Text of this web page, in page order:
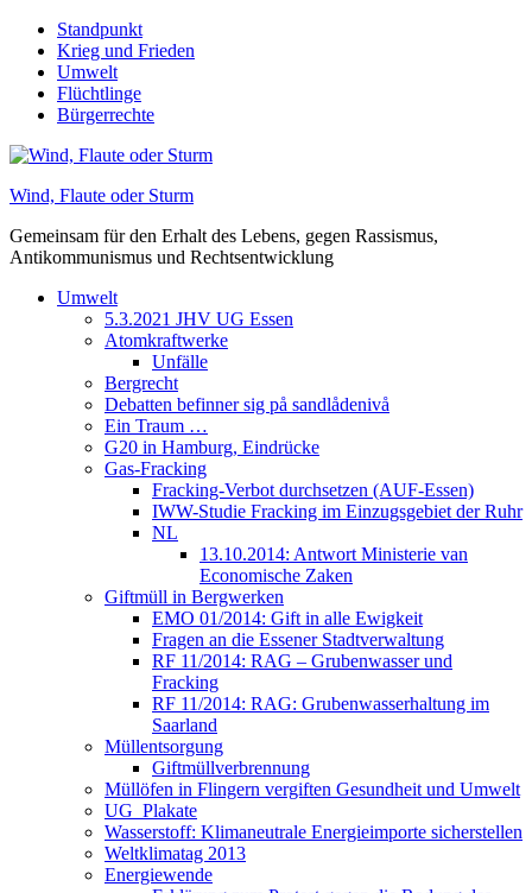
Skip
content
Standpunkt
Krieg und Frieden
Umwelt
Flüchtlinge
Bürgerrechte
Wind, Flaute oder Sturm
Gemeinsam für den Erhalt des Lebens, gegen Rassismus,
Antikommunismus und Rechtsentwicklung
Umwelt
5.3.2021 JHV UG Essen
Atomkraftwerke
Unfälle
Bergrecht
Debatten befinner sig på sandlådenivå
Ein Traum …
G20 in Hamburg, Eindrücke
Gas-Fracking
Fracking-Verbot durchsetzen (AUF-Essen)
IWW-Studie Fracking im Einzugsgebiet der Ruhr
NL
13.10.2014: Antwort Ministerie van
Economische Zaken
Giftmüll in Bergwerken
EMO 01/2014: Gift in alle Ewigkeit
Fragen an die Essener Stadtverwaltung
RF 11/2014: RAG – Grubenwasser und
Fracking
RF 11/2014: RAG: Grubenwasserhaltung im
Saarland
Müllentsorgung
Giftmüllverbrennung
Müllöfen in Flingern vergiften Gesundheit und Umwelt
UG_Plakate
Wasserstoff: Klimaneutrale Energieimporte sicherstellen
Weltklimatag 2013
Energiewende